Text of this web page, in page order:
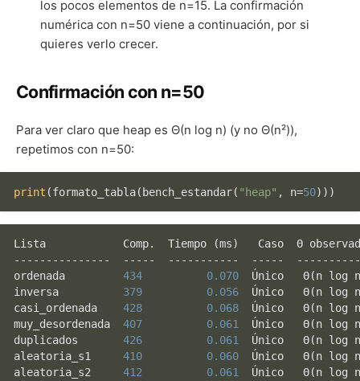
los pocos elementos de n=15. La confirmación
numérica con n=50 viene a continuación, por si
quieres verlo crecer.
Confirmación con n=50
Para ver claro que heap es Θ(n log n) (y no Θ(n²)),
repetimos con n=50:
print (formato_tabla(bench_estandar( "heap" , n=50)
Lista            Comp.  Tiempo (ms)   Caso  Θ
---------------  -----  -----------  -----
ordenada 434 0.070
Único   Θ(n log
inversa 379 0.056
Único   Θ(n log
casi_ordenada 428 0.068
Único   Θ(n log
muy_desordenada 407 0.061
Único   Θ(n log
duplicados 426 0.061
Único   Θ(n log
aleatoria_s1 410 0.060
Único   Θ(n log
aleatoria_s2 412 0.061
Único   Θ(n log